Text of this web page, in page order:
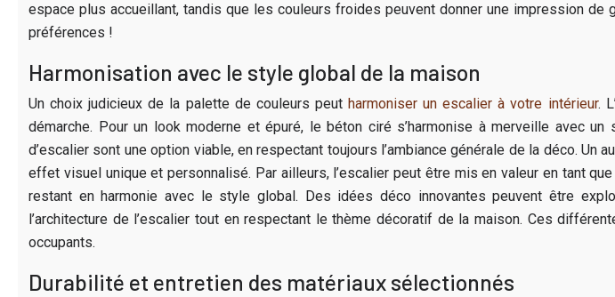
espace plus accueillant, tandis que les couleurs froides peuvent donner une impression
préférences !
Harmonisation avec le style global de la maison
Un choix judicieux de la palette de couleurs peut harmoniser un escalier à votre intérieur.
démarche. Pour un look moderne et épuré, le béton ciré s’harmonise à merveille avec
d’escalier sont une option viable, en respectant toujours l’ambiance générale de la déco.
effet visuel unique et personnalisé. Par ailleurs, l’escalier peut être mis en valeur en tant
restant en harmonie avec le style global. Des idées déco innovantes peuvent être
l’architecture de l’escalier tout en respectant le thème décoratif de la maison. Ces
occupants.
Durabilité et entretien des matériaux sélectionnés